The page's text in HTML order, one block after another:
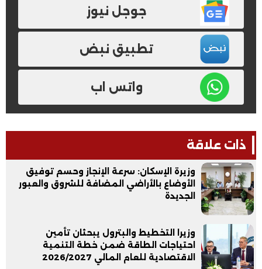
جوجل نيوز
تطبيق نبض
واتس اب
ذات علاقة
وزيرة الإسكان: سرعة الإنجاز وحسم توفيق
الأوضاع بالأراضي المضافة للشروق والعبور
الجديدة
وزيرا التخطيط والبترول يبحثان تأمين
احتياجات الطاقة ضمن خطة التنمية
الاقتصادية للعام المالي 2026/2027